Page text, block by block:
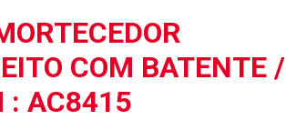
COM BATENTE /
: AC8415